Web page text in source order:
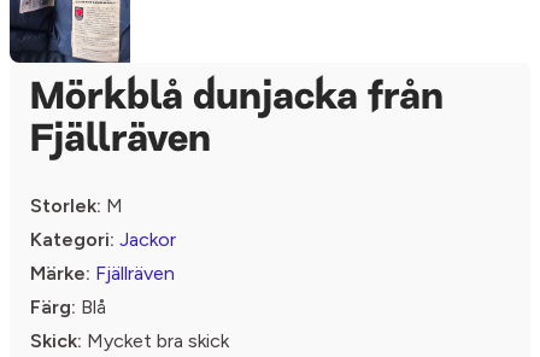
Mörkblå dunjacka från
Fjällräven
Storlek: M
Kategori: Jackor
Märke: Fjällräven
Färg: Blå
Skick: Mycket bra skick